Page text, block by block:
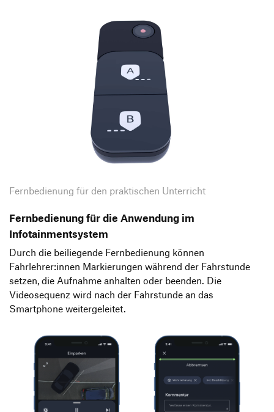
Fernbedienung für den praktischen Unterricht
Fernbedienung für die Anwendung im
Infotainmentsystem
Durch die beiliegende Fernbedienung können
Fahrlehrer:innen Markierungen während der Fahrstunde
setzen, die Aufnahme anhalten oder beenden. Die
Videosequenz wird nach der Fahrstunde an das
Smartphone weitergeleitet.